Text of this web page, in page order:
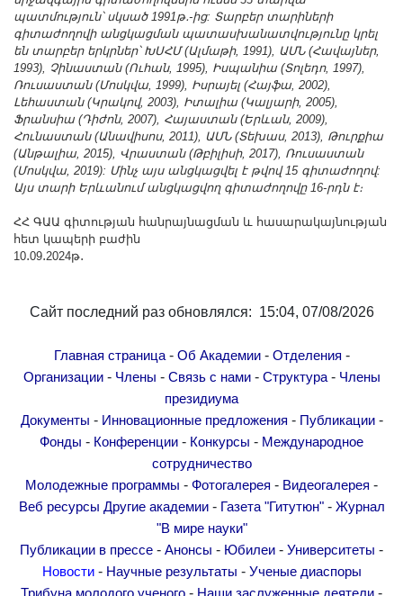
պատմություն՝ սկսած 1991թ․-ից: Տարբեր տարիների
գիտաժողովի անցկացման պատասխանատվությունը կրել
են տարբեր երկրներ՝ ԽՍՀՄ (Ալմաթի, 1991), ԱՄՆ (Հավայներ,
1993), Չինաստան (Ուհան, 1995), Իսպանիա (Տոլեդո, 1997),
Ռուսաստան (Մոսկվա, 1999), Իսրայել (Հայֆա, 2002),
Լեհաստան (Կրակով, 2003), Իտալիա (Կալյարի, 2005),
Ֆրանսիա (Դիժոն, 2007), Հայաստան (Երևան, 2009),
Հունաստան (Անավիսոս, 2011), ԱՄՆ (Տեխաս, 2013), Թուրքիա
(Անթալիա, 2015), Վրաստան (Թբիլիսի, 2017), Ռուսաստան
(Մոսկվա, 2019): Մինչ այս անցկացվել է թվով 15 գիտաժողով:
Այս տարի Երևանում անցկացվող գիտաժողովը 16-րդն է։
ՀՀ ԳԱԱ գիտության հանրայնացման և հասարակայնության
հետ կապերի բաժին
10․09․2024թ․
Сайт последний раз обновлялся: 15:04, 07/08/2026
Главная страница- Об Академии- Отделения -
Организации- Члены - Связь с нами- Структура- Члены
президиума
Документы - Инновационные предложения - Публикации-
Фонды - Конференции - Конкурсы - Международное
сотрудничество
Молодежные программы - Фотогалерея - Видеогалерея -
Веб ресурсы Другие академии- Газета "Гитутюн"- Журнал
"В мире науки"
Публикации в прессе - Анонсы - Юбилеи - Университеты -
Новости- Научные результаты - Ученые диаспоры
- -